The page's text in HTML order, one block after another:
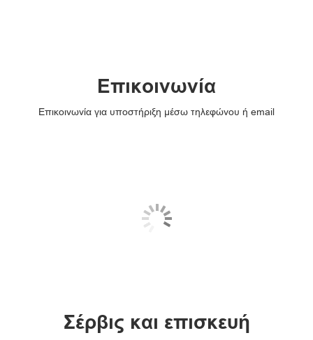
Επικοινωνία
Επικοινωνία για υποστήριξη μέσω τηλεφώνου ή email
Σέρβις και επισκευή